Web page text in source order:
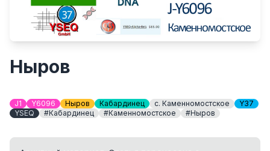
Ныров
J1 Y6096 Ныров Кабардинец c. Каменномостское
Y37
YSEQ
#Кабардинец #Каменномостское #Ныров